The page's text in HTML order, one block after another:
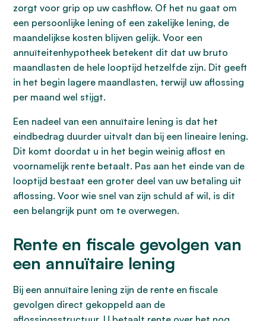
zorgt voor grip op uw cashflow. Of het nu gaat om
een persoonlijke lening of een zakelijke lening, de
maandelijkse kosten blijven gelijk. Voor een
annuïteitenhypotheek betekent dit dat uw bruto
maandlasten de hele looptijd hetzelfde zijn. Dit geeft
in het begin lagere maandlasten, terwijl uw aflossing
per maand wel stijgt.
Een nadeel van een annuïtaire lening is dat het
eindbedrag duurder uitvalt dan bij een lineaire lening.
Dit komt doordat u in het begin weinig aflost en
voornamelijk rente betaalt. Pas aan het einde van de
looptijd bestaat een groter deel van uw betaling uit
aflossing. Voor wie snel van zijn schuld af wil, is dit
een belangrijk punt om te overwegen.
Rente en fiscale gevolgen van
een annuïtaire lening
Bij een annuïtaire lening zijn de rente en fiscale
gevolgen direct gekoppeld aan de